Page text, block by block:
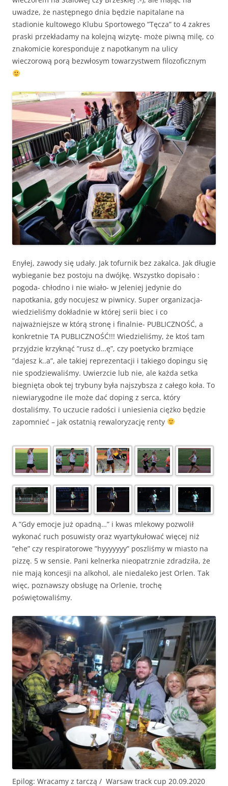
uwadze, że następnego dnia będzie napitalane na
stadionie kultowego Klubu Sportowego ”Tęcza” to 4 zakres
praski przekładamy na kolejną wizytę- może piwną milę, co
znakomicie koresponduje z napotkanym na ulicy
wieczorową porą bezwłosym towarzystwem filozoficznym
Enyłej, zawody się udały. Jak tofurnik bez zakalca. Jak długie
wybieganie bez postoju na dwójkę. Wszystko dopisało :
pogoda- chłodno i nie wiało- w Jeleniej jedynie do
napotkania, gdy nocujesz w piwnicy. Super organizacja-
wiedzieliśmy dokładnie w której serii biec i co
najważniejsze w którą stronę i finalnie- PUBLICZNOŚĆ, a
konkretnie TA PUBLICZNOŚĆ!!! Wiedzieliśmy, że ktoś tam
przyjdzie krzyknąć ”rusz d…ę”, czy poetycko brzmiące
”dajesz k..a”, ale takiej reprezentacji i takiego dopingu się
nie spodziewaliśmy. Uwierzcie lub nie, ale każda setka
biegnięta obok tej trybuny była najszybsza z całego koła. To
niewiarygodne ile może dać doping z serca, który
dostaliśmy. To uczucie radości i uniesienia ciężko będzie
zapomnieć – jak ostatnią rewaloryzację renty
A ”Gdy emocje już opadną…” i kwas mlekowy pozwolił
wykonać ruch posuwisty oraz wyartykułować więcej niż
”ehe” czy respiratorowe ”hyyyyyyy” poszliśmy w miasto na
pizzę. 5 w sensie. Pani kelnerka nieopatrznie zdradziła, że
nie mają koncesji na alkohol, ale niedaleko jest Orlen. Tak
więc, poznawszy obsługę na Orlenie, trochę
poświętowaliśmy.
Epilog: Wracamy z tarczą / Warsaw track cup 20.09.2020